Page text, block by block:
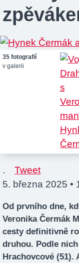
35 fotografií
v galerii
.
Tweet
5. března 2025 •
Od prvního dne,
Veronika Čermák
cesty definitivně
druhou. Podle
Hrachovcové